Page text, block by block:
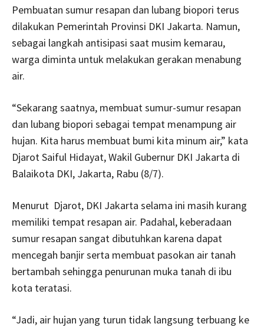
Pembuatan sumur resapan dan lubang biopori terus
dilakukan Pemerintah Provinsi DKI Jakarta. Namun,
sebagai langkah antisipasi saat musim kemarau,
warga diminta untuk melakukan gerakan menabung
air.
“Sekarang saatnya, membuat sumur-sumur resapan
dan lubang biopori sebagai tempat menampung air
hujan. Kita harus membuat bumi kita minum air,” kata
Djarot Saiful Hidayat, Wakil Gubernur DKI Jakarta di
Balaikota DKI, Jakarta, Rabu (8/7).
Menurut Djarot, DKI Jakarta selama ini masih kurang
memiliki tempat resapan air. Padahal, keberadaan
sumur resapan sangat dibutuhkan karena dapat
mencegah banjir serta membuat pasokan air tanah
bertambah sehingga penurunan muka tanah di ibu
kota teratasi.
“Jadi, air hujan yang turun tidak langsung terbuang ke